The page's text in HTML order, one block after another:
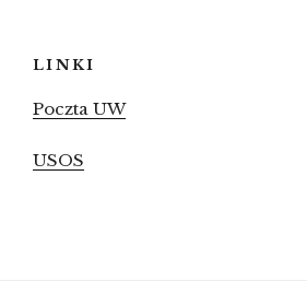
LINKI
Poczta UW
USOS